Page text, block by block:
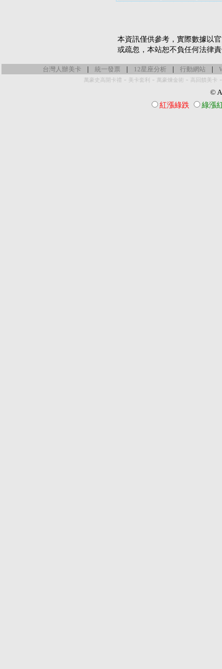
本資訊僅供參考，實際數據以
或疏忽，本站恕不負任何法律
台灣人辦美卡 | 統一發票 | 12星座分析 | 行動網站 |
萬豪史高開卡禮 - 美卡套利 - 萬豪煉金術 - 高回饋美卡
©
紅漲綠跌
綠漲